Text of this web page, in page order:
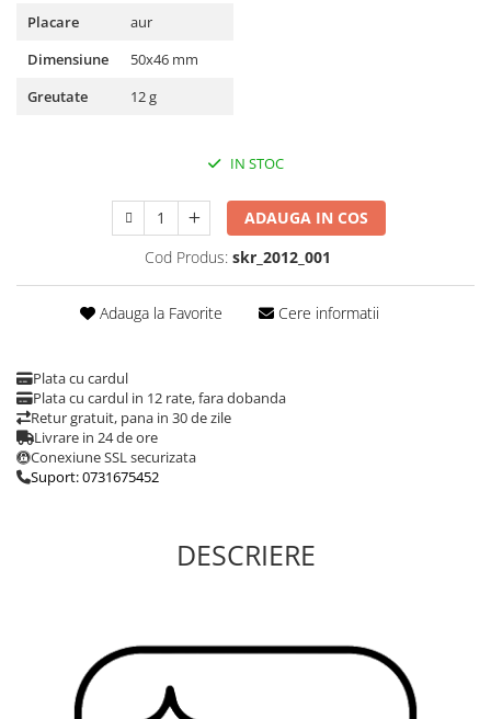
Placare
aur
Dimensiune
50x46 mm
Greutate
12 g
IN STOC
ADAUGA IN COS
Cod Produs: skr_2012_001
Adauga la Favorite Cere informatii
Plata cu cardul
Plata cu cardul in 12 rate, fara dobanda
Retur gratuit, pana in 30 de zile
Livrare in 24 de ore
Conexiune SSL securizata
Suport: 0731675452
DESCRIERE